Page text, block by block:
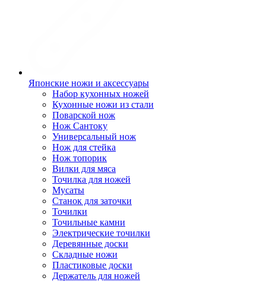
Японские ножи и аксессуары
Набор кухонных ножей
Кухонные ножи из стали
Поварской нож
Нож Сантоку
Универсальный нож
Нож для стейка
Нож топорик
Вилки для мяса
Точилка для ножей
Мусаты
Станок для заточки
Точилки
Точильные камни
Электрические точилки
Деревянные доски
Складные ножи
Пластиковые доски
Держатель для ножей